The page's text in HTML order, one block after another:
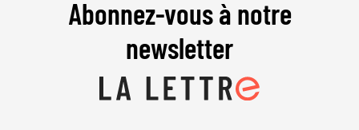
Abonnez-vous à notre
newsletter